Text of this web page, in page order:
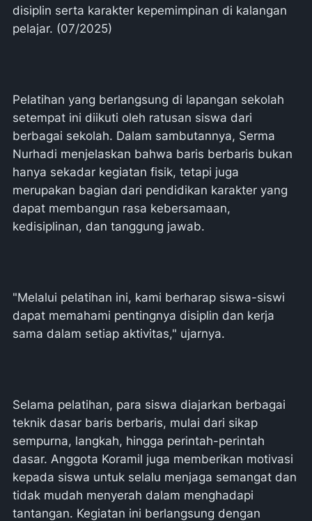
disiplin serta karakter kepemimpinan di kalangan
pelajar. (07/2025)
Pelatihan yang berlangsung di lapangan sekolah
setempat ini diikuti oleh ratusan siswa dari
berbagai sekolah. Dalam sambutannya, Serma
Nurhadi menjelaskan bahwa baris berbaris bukan
hanya sekadar kegiatan fisik, tetapi juga
merupakan bagian dari pendidikan karakter yang
dapat membangun rasa kebersamaan,
kedisiplinan, dan tanggung jawab.
"Melalui pelatihan ini, kami berharap siswa-siswi
dapat memahami pentingnya disiplin dan kerja
sama dalam setiap aktivitas," ujarnya.
Selama pelatihan, para siswa diajarkan berbagai
teknik dasar baris berbaris, mulai dari sikap
sempurna, langkah, hingga perintah-perintah
dasar. Anggota Koramil juga memberikan motivasi
kepada siswa untuk selalu menjaga semangat dan
tidak mudah menyerah dalam menghadapi
tantangan. Kegiatan ini berlangsung dengan